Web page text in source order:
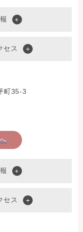
セス
町35-3
セス